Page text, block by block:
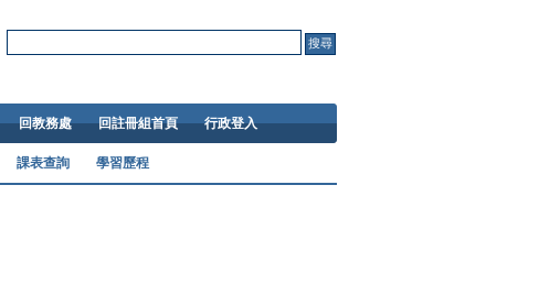
回教務處 回註冊組首頁 行政登入
課表查詢 學習歷程